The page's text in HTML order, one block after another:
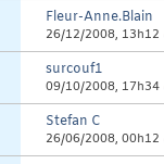
Fleur-Anne.Blain
26/12/2008, 13h12
surcouf1
09/10/2008, 17h34
Stefan C
26/06/2008, 00h12